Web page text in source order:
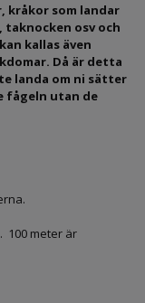
kråkor som landar
osv och
kallas även
Då är detta
landa om ni sätter
fågeln utan de
100 meter är